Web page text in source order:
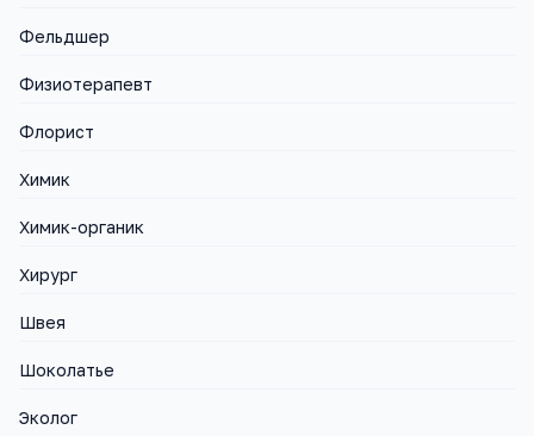
Фельдшер
Физиотерапевт
Флорист
Химик
Химик-органик
Хирург
Швея
Шоколатье
Эколог